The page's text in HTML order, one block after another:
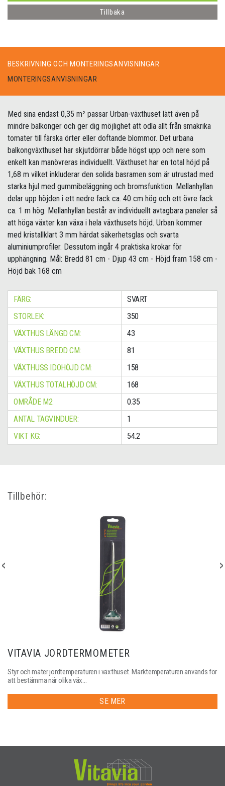
Tillbaka
BESKRIVNING OCH MONTERINGSANVISNINGAR
MONTERINGSANVISNINGAR
Med sina endast 0,35 m² passar Urban-växthuset lätt även på
mindre balkonger och ger dig möjlighet att odla allt från smakrika
tomater till färska örter eller doftande blommor. Det urbana
balkongväxthuset har skjutdörrar både högst upp och nere som
enkelt kan manövreras individuellt. Växthuset har en total höjd på
1,68 m vilket inkluderar den solida basramen som är utrustad med
starka hjul med gummibeläggning och bromsfunktion. Mellanhyllan
delar upp höjden i ett nedre fack ca. 40 cm hög och ett övre fack
ca. 1 m hög. Mellanhyllan består av individuellt avtagbara paneler så
att höga växter kan växa i hela växthusets höjd. Urban kommer
med kristallklart 3 mm härdat säkerhetsglas och svarta
aluminiumprofiler. Dessutom ingår 4 praktiska krokar för
upphängning. Mål: Bredd 81 cm - Djup 43 cm - Höjd fram 158 cm -
Höjd bak 168 cm
FÄRG:
SVART
STORLEK:
350
VÄXTHUS LÄNGD CM:
43
VÄXTHUS BREDD CM:
81
VÄXTHUSS IDOHÖJD CM:
158
VÄXTHUS TOTALHÖJD CM:
168
OMRÅDE M2:
0.35
ANTAL TAGVINDUER:
1
VIKT KG:
54.2
Tillbehör:
VITAVIA JORDTERMOMETER
Styr och mäter jordtemperaturen i växthuset. Marktemperaturen används för
att bestämma när olika väx...
SE MER